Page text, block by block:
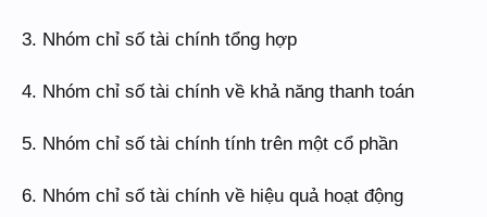
3. Nhóm chỉ số tài chính tổng hợp
4. Nhóm chỉ số tài chính về khả năng thanh toán
5. Nhóm chỉ số tài chính tính trên một cổ phần
6. Nhóm chỉ số tài chính về hiệu quả hoạt động